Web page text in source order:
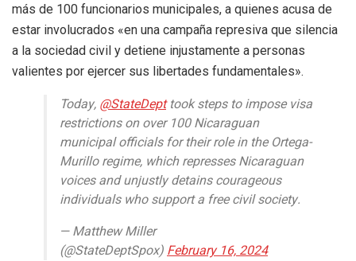
más de 100 funcionarios municipales, a quienes acusa de
estar involucrados «en una campaña represiva que silencia
a la sociedad civil y detiene injustamente a personas
valientes por ejercer sus libertades fundamentales».
Today, @StateDepttook steps to impose visa
restrictions on over 100 Nicaraguan
municipal officials for their role in the Ortega-
Murillo regime, which represses Nicaraguan
voices and unjustly detains courageous
individuals who support a free civil society.
— Matthew Miller
(@StateDeptSpox)February 16, 2024